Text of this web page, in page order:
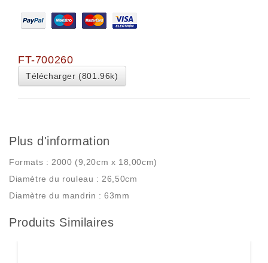
FT-700260
Télécharger (801.96k)
Plus d'information
Formats : 2000 (9,20cm x 18,00cm)
Diamètre du rouleau : 26,50cm
Diamètre du mandrin : 63mm
Produits Similaires